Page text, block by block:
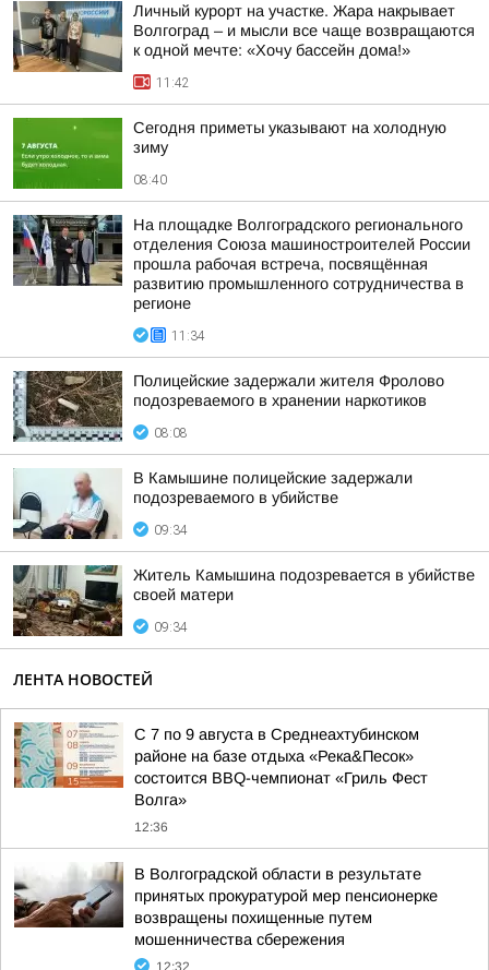
Личный курорт на участке. Жара накрывает
Волгоград – и мысли все чаще возвращаются
к одной мечте: «Хочу бассейн дома!»
11:42
Сегодня приметы указывают на холодную
зиму
08:40
На площадке Волгоградского регионального
отделения Союза машиностроителей России
прошла рабочая встреча, посвящённая
развитию промышленного сотрудничества в
регионе
11:34
Полицейские задержали жителя Фролово
подозреваемого в хранении наркотиков
08:08
В Камышине полицейские задержали
подозреваемого в убийстве
09:34
Житель Камышина подозревается в убийстве
своей матери
09:34
ЛЕНТА НОВОСТЕЙ
С 7 по 9 августа в Среднеахтубинском
районе на базе отдыха «Река&Песок»
состоится BBQ-чемпионат «Гриль Фест
Волга»
12:36
В Волгоградской области в результате
принятых прокуратурой мер пенсионерке
возвращены похищенные путем
мошенничества сбережения
12:32